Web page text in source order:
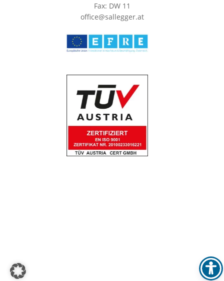
Fax: DW 11
office@sallegger.at